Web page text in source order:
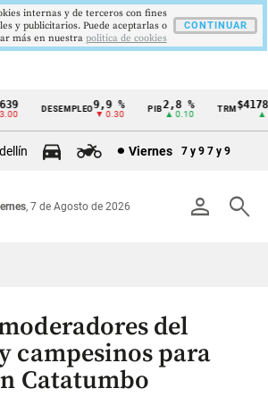
DESEMPLEO9,9 %
▼ 0.30
2,8 %
▲ 0.10
TRM
▲
Viernes 7 y 9 7 y 9
person search
, 7 de Agosto de 2026
del
campesinos para
Catatumbo
internas y de terceros con fines
y publicitarios. Puede aceptarlas o
más en nuestra politica de cookies
CONTINUAR